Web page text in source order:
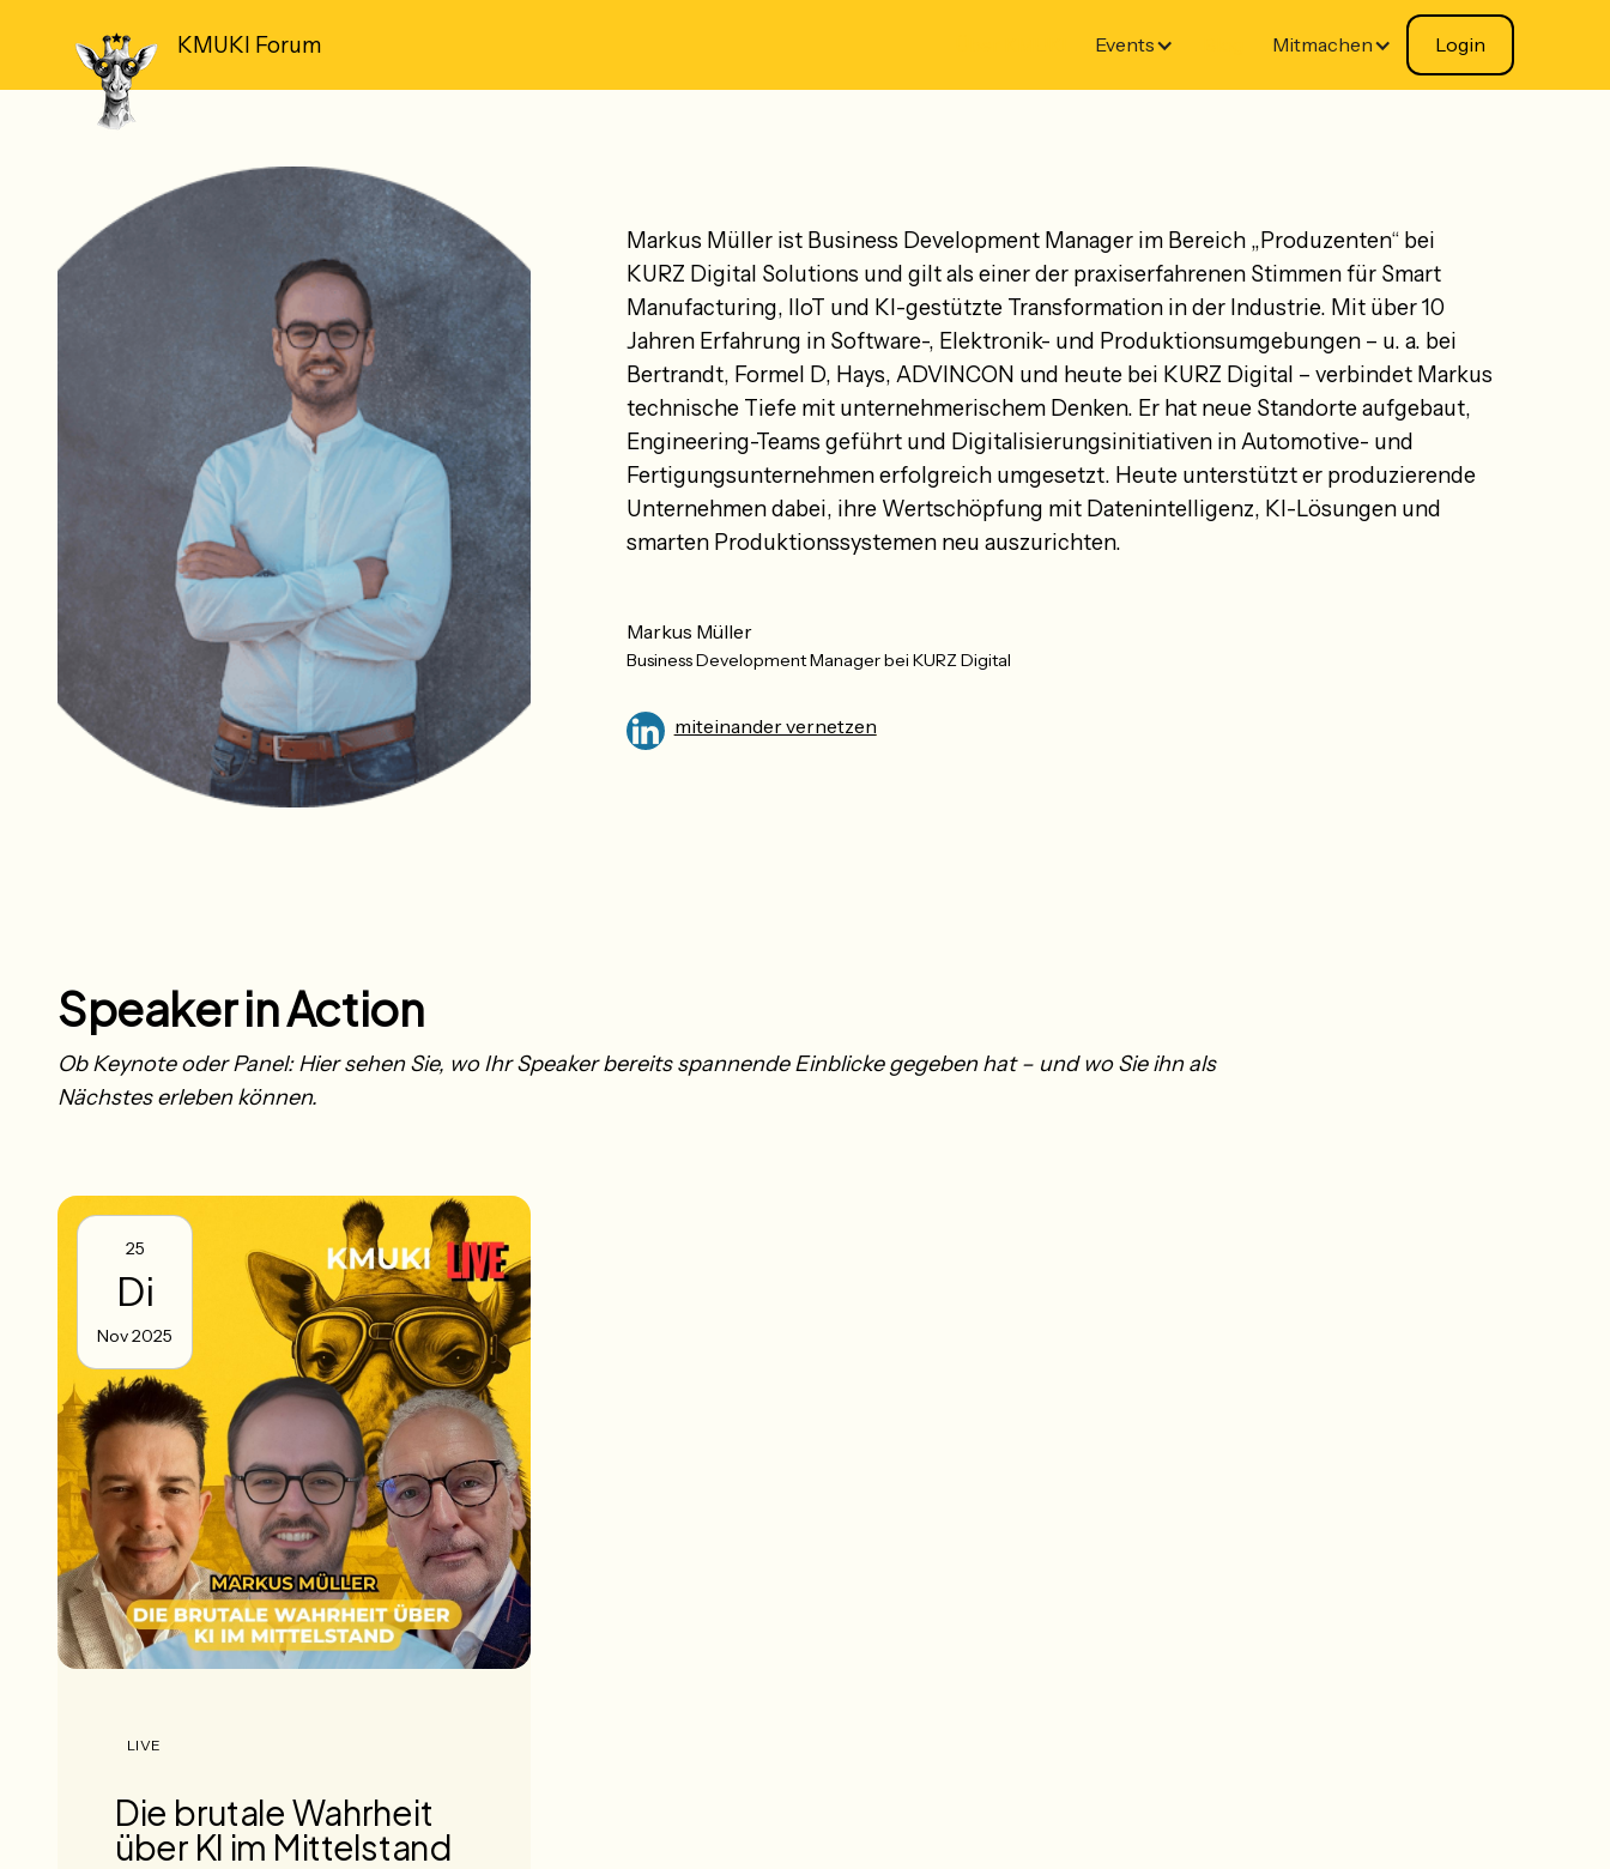
KMUKI Forum Events Mitmachen Login
Markus Müller ist Business Development Manager im Bereich „Produzenten“ bei
KURZ Digital Solutions und gilt als einer der praxiserfahrenen Stimmen für Smart
Manufacturing, IIoT und KI-gestützte Transformation in der Industrie. Mit über 10
Jahren Erfahrung in Software-, Elektronik- und Produktionsumgebungen – u. a. bei
Bertrandt, Formel D, Hays, ADVINCON und heute bei KURZ Digital – verbindet Markus
technische Tiefe mit unternehmerischem Denken. Er hat neue Standorte aufgebaut,
Engineering-Teams geführt und Digitalisierungsinitiativen in Automotive- und
Fertigungsunternehmen erfolgreich umgesetzt. Heute unterstützt er produzierende
Unternehmen dabei, ihre Wertschöpfung mit Datenintelligenz, KI-Lösungen und
smarten Produktionssystemen neu auszurichten.
Markus Müller
Business Development Manager bei KURZ Digital
miteinander vernetzen
Speaker in Action
Ob Keynote oder Panel: Hier sehen Sie, wo Ihr Speaker bereits spannende Einblicke gegeben hat – und wo Sie ihn als
Nächstes erleben können.
25
Di
Nov 2025
LIVE
Die brutale Wahrheit
über KI im Mittelstand